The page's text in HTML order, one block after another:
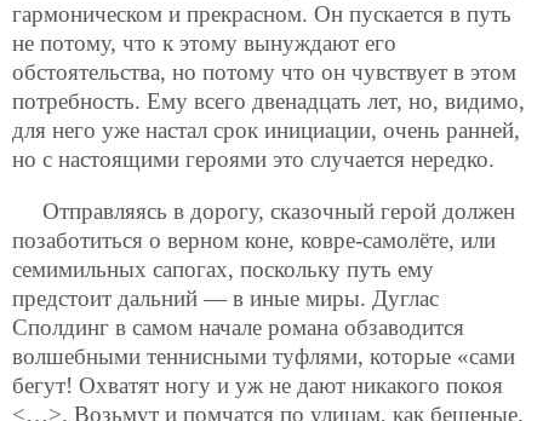
гармоническом и прекрасном. Он пускается в путь
не потому, что к этому вынуждают его
обстоятельства, но потому что он чувствует в этом
потребность. Ему всего двенадцать лет, но, видимо,
для него уже настал срок инициации, очень ранней,
но с настоящими героями это случается нередко.
Отправляясь в дорогу, сказочный герой должен
позаботиться о верном коне, ковре-самолёте, или
семимильных сапогах, поскольку путь ему
предстоит дальний — в иные миры. Дуглас
Сполдинг в самом начале романа обзаводится
волшебными теннисными туфлями, которые «сами
бегут! Охватят ногу и уж не дают никакого покоя
<…>. Возьмут и помчатся по улицам, как бешеные,